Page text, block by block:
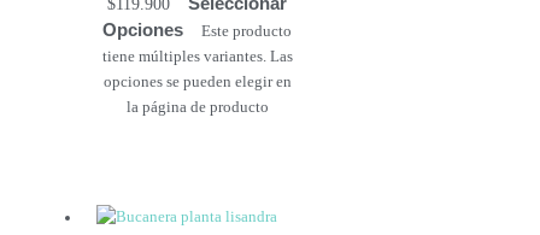
$119.900
Opciones
Este producto
tiene múltiples variantes. Las
opciones se pueden elegir en
la página de producto